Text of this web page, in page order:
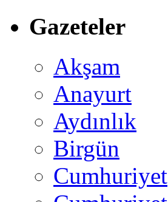
Gazeteler
Akşam
Anayurt
Aydınlık
Birgün
Cumhuriyet